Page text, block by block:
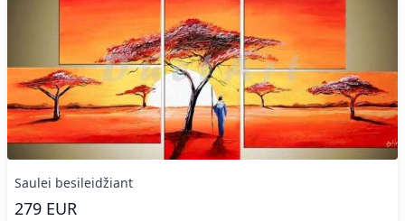
Saulei besileidžiant
279 EUR